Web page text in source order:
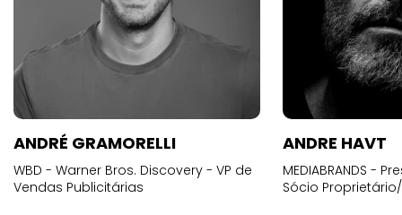
ANDRÉ GRAMORELLI
WBD - Warner Bros. Discovery - VP de
Vendas Publicitárias
ANDRE HAVT
MEDIABRANDS -
Sócio